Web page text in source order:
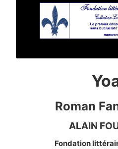
Roman
ALAIN
Fondation